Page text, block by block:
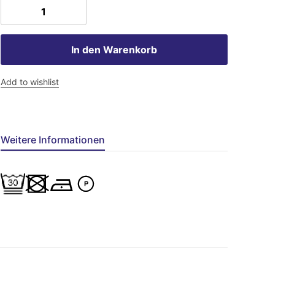
In den Warenkorb
Add to wishlist
Weitere Informationen